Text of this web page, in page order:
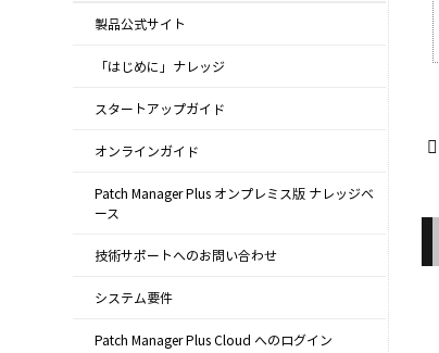
製品公式サイト
「はじめに」ナレッジ
スタートアップガイド
オンラインガイド
Patch Manager Plus オンプレミス版 ナレッジベ
ース
技術サポートへのお問い合わせ
システム要件
Patch Manager Plus Cloud へのログイン